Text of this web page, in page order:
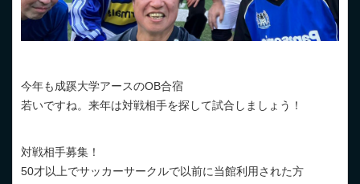
今年も成蹊大学アースのOB合宿
若いですね。来年は対戦相手を探して試合しましょう！
対戦相手募集！
50才以上でサッカーサークルで以前に当館利用された方